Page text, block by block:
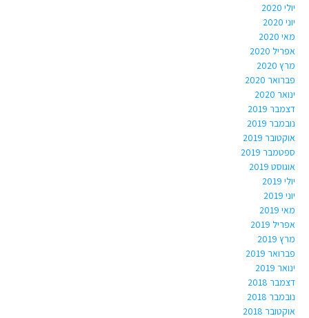
יולי 2020
יוני 2020
מאי 2020
אפריל 2020
מרץ 2020
פברואר 2020
ינואר 2020
דצמבר 2019
נובמבר 2019
אוקטובר 2019
ספטמבר 2019
אוגוסט 2019
יולי 2019
יוני 2019
מאי 2019
אפריל 2019
מרץ 2019
פברואר 2019
ינואר 2019
דצמבר 2018
נובמבר 2018
אוקטובר 2018